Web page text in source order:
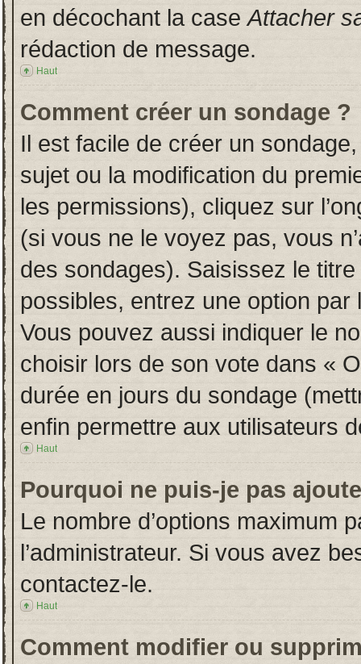
en décochant la caseAttacher
rédaction de message.
Haut
Comment créer un sondage ?
Il est facile de créer un
sujet ou la modification du
les permissions), cliquez sur
(si vous ne le voyez pas, vous
des sondages). Saisissez le
possibles, entrez une option
Vous pouvez aussi indiquer le
choisir lors de son vote dans «
durée en jours du sondage
enfin permettre aux utilisateurs
Haut
Pourquoi ne puis-je pas
Le nombre d’options maximum
l’administrateur. Si vous avez
contactez-le.
Haut
Comment modifier ou